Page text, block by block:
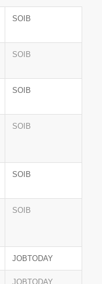
SOIB
SOIB
SOIB
SOIB
SOIB
SOIB
JOBTODAY
JOBTODAY